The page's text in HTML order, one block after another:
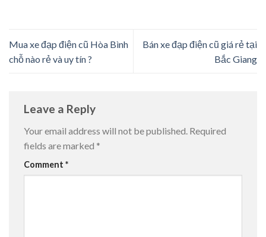
Mua xe đạp điện cũ Hòa Bình
chỗ nào rẻ và uy tín ?
Bán xe đạp điện cũ giá rẻ tại
Bắc Giang
Leave a Reply
Your email address will not be published. Required
fields are marked *
Comment *